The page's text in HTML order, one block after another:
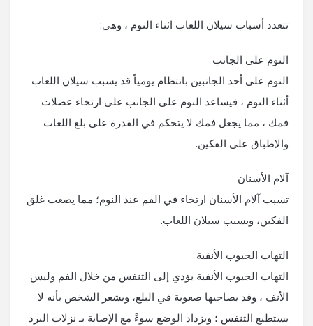
تتعدد أسباب سيلان اللعاب اثناء النوم ، وهي:
النوم على الجانب
النوم على أحد الجانبين بانتظام يومياً قد يسبب سيلان اللعاب
أثناء النوم ، فيساعد النوم على الجانب على ارتخاء عضلات
فمك ، مما يجعل فمك لا يتحكم في القدرة على بلع اللعاب
والإطباق على الفكين.
آلام الأسنان
تسبب آلام الأسنان ارتخاء في الفم عند النوم؛ مما يصعب غلق
الفكين، ويسبب سيلان اللعاب.
التهاب الجيوب الأنفية
التهاب الجيوب الأنفية يؤدي إلى التنفس من خلال الفم وليس
الأنف ، وقد يصاحبها صعوبة في البلع، ويشعر الشخص بأنه لا
يستطيع التنفس ؛ ويزداد الوضع سوءً مع الإصابة بـ نزلات البرد